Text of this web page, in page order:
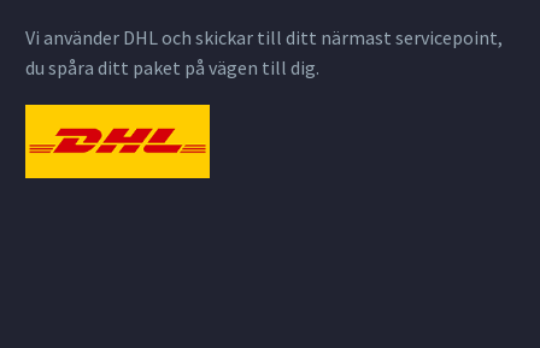
Vi använder DHL och skickar till ditt närmast servicepoint,
du spåra ditt paket på vägen till dig.